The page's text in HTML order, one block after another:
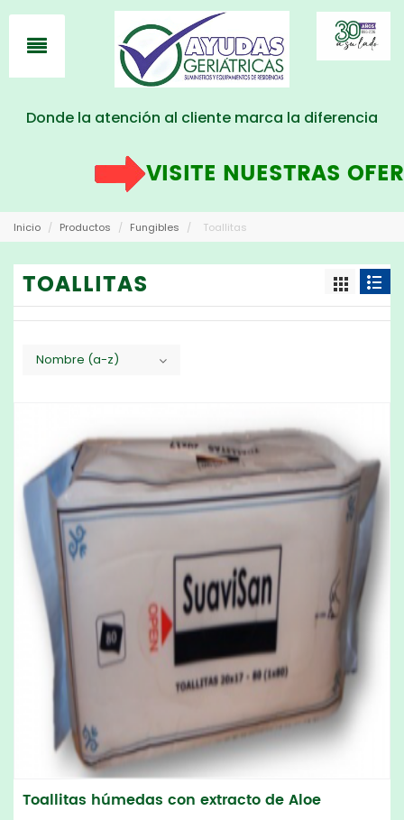
Donde la atención al cliente marca la diferencia
VISITE NUESTRAS
Inicio / Productos / Fungibles / Toallitas
TOALLITAS
Nombre (a-z)
Toallitas húmedas con extracto de Aloe